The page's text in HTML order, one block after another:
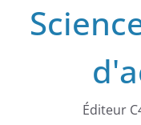
Éditeur